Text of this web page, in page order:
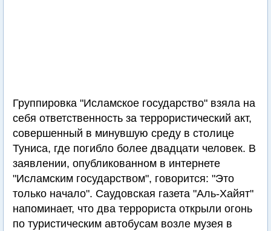
Группировка "Исламское государство" взяла на
себя ответственность за террористический акт,
совершенный в минувшую среду в столице
Туниса, где погибло более двадцати человек. В
заявлении, опубликованном в интернете
"Исламским государством", говорится: "Это
только начало". Саудовская газета "Аль-Хайят"
напоминает, что два террориста открыли огонь
по туристическим автобусам возле музея в